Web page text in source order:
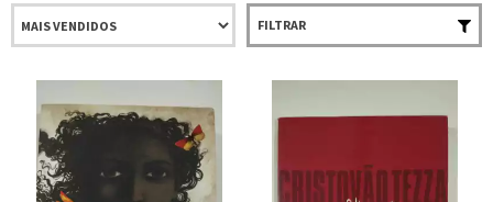
FILTRAR